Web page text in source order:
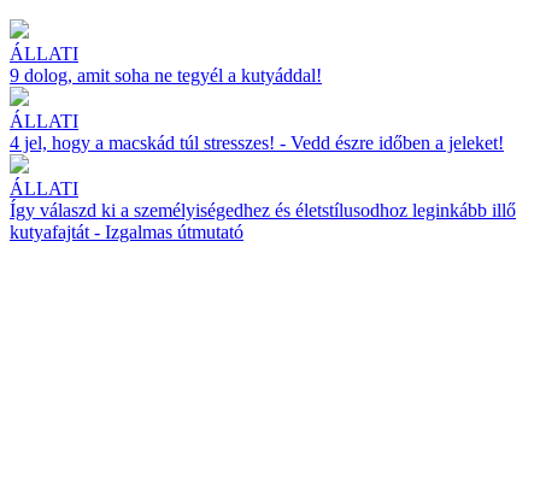
ÁLLATI
9 dolog, amit soha ne tegyél a kutyáddal!
ÁLLATI
4 jel, hogy a macskád túl stresszes! - Vedd észre időben a jeleket!
ÁLLATI
Így válaszd ki a személyiségedhez és életstílusodhoz leginkább illő
kutyafajtát - Izgalmas útmutató